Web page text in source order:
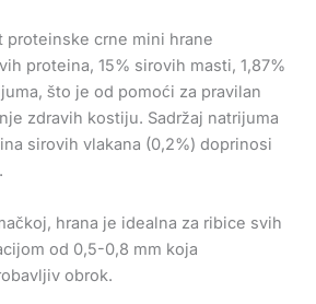
proteinske crne mini hrane
proteina, 15% sirovih masti, 1,87%
što je od pomoći za pravilan
zdravih kostiju. Sadržaj natrijuma
sirovih vlakana (0,2%) doprinosi
hrana je idealna za ribice svih
od 0,5-0,8 mm koja
obrok.